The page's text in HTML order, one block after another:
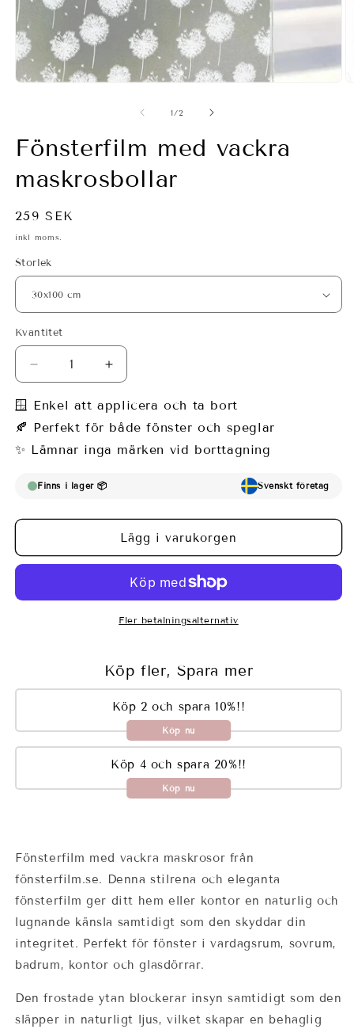
Öppna
mediet
1
1/av
2
Fönsterfilm med vackra
maskrosbollar
Ordinarie
pris
259 SEK
inkl moms.
Storlek
Kvantitet
Minska
kvantitet
för
Fönsterfilm
vackra
Öka
kvantitet
för
Fönsterfilm
vackra
🪟 Enkel att applicera och ta bort
🍂 Perfekt för både fönster och speglar
✨ Lämnar inga märken vid borttagning
Finns i lager 📦 Svenskt företag
Lägg i varukorgen
Fler betalningsalternativ
Köp fler, Spara mer
Köp 2 och spara 10%!!
Köp nu
Köp 4 och spara 20%!!
Köp nu
Fönsterfilm med vackra maskrosor från
fönsterfilm.se. Denna stilrena och eleganta
fönsterfilm ger ditt hem eller kontor en naturlig och
lugnande känsla samtidigt som den skyddar din
integritet. Perfekt för fönster i vardagsrum, sovrum,
badrum, kontor och glasdörrar.
Den frostade ytan blockerar insyn samtidigt som den
släpper in naturligt ljus, vilket skapar en behaglig